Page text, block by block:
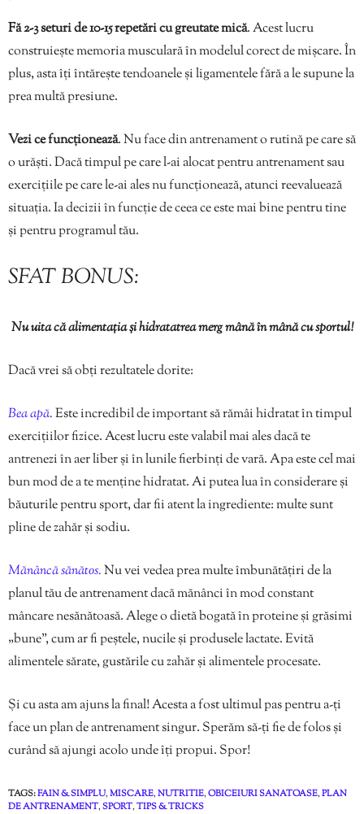
Fă 2-3 seturi de 10-15 repetări cu greutate mică. Acest lucru
construiește memoria musculară în modelul corect de mișcare. În
plus, asta îți întărește tendoanele și ligamentele fără a le supune la
prea multă presiune.
Vezi ce funcționează. Nu face din antrenament o rutină pe care să
o urăști. Dacă timpul pe care l-ai alocat pentru antrenament sau
exercițiile pe care le-ai ales nu funcționează, atunci reevaluează
situația. Ia decizii în funcție de ceea ce este mai bine pentru tine
și pentru programul tău.
SFAT BONUS:
Nu uita că alimentația și hidratatrea merg mână în mână cu sportul!
Dacă vrei să obți rezultatele dorite:
Bea apă.Este incredibil de important să rămâi hidratat în timpul
exercițiilor fizice. Acest lucru este valabil mai ales dacă te
antrenezi în aer liber și în lunile fierbinți de vară. Apa este cel mai
bun mod de a te menține hidratat. Ai putea lua în considerare și
băuturile pentru sport, dar fii atent la ingrediente: multe sunt
pline de zahăr și sodiu.
Mănâncă sănătos.Nu vei vedea prea multe îmbunătățiri de la
planul tău de antrenament dacă mănânci în mod constant
mâncare nesănătoasă. Alege o dietă bogată în proteine ​​și grăsimi
„bune”, cum ar fi peștele, nucile și produsele lactate. Evită
alimentele sărate, gustările cu zahăr și alimentele procesate.
Și cu asta am ajuns la final! Acesta a fost ultimul pas pentru a-ți
face un plan de antrenament singur. Sperăm să-ți fie de folos și
curând să ajungi acolo unde îți propui. Spor!
TAGS:FAIN & SIMPLU,MISCARE,NUTRITIE,OBICEIURI SANATOASE,PLAN
DE ANTRENAMENT,SPORT,TIPS & TRICKS